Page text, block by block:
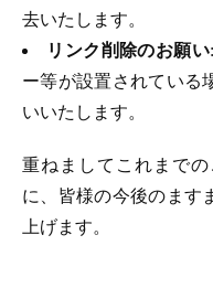
去いたします。
リンク削除のお願い
ー等が設置されている
いいたします。
重ねましてこれまで
に、皆様の今後のます
上げます。